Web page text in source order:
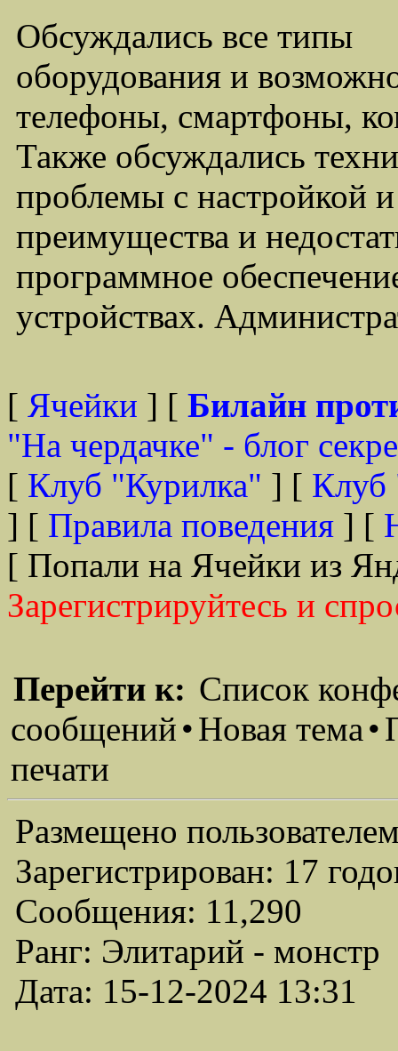
Обсуждались все типы
оборудования и
телефоны, смартфоны,
Также обсуждались
проблемы с настройкой
преимущества и
программное
устройствах.
[ Ячейки ] [ Билайн
"На чердачке" - блог
[ Клуб "Курилка" ] [ Клуб
] [ Правила поведения ] [
[ Попали на Ячейки из
Зарегистрируйтесь и
Перейти к: Список
сообщений•Новая тема•
печати
Размещено
Зарегистрирован: 17
Сообщения: 11,290
Ранг: Элитарий - монстр
Дата: 15-12-2024 13:31